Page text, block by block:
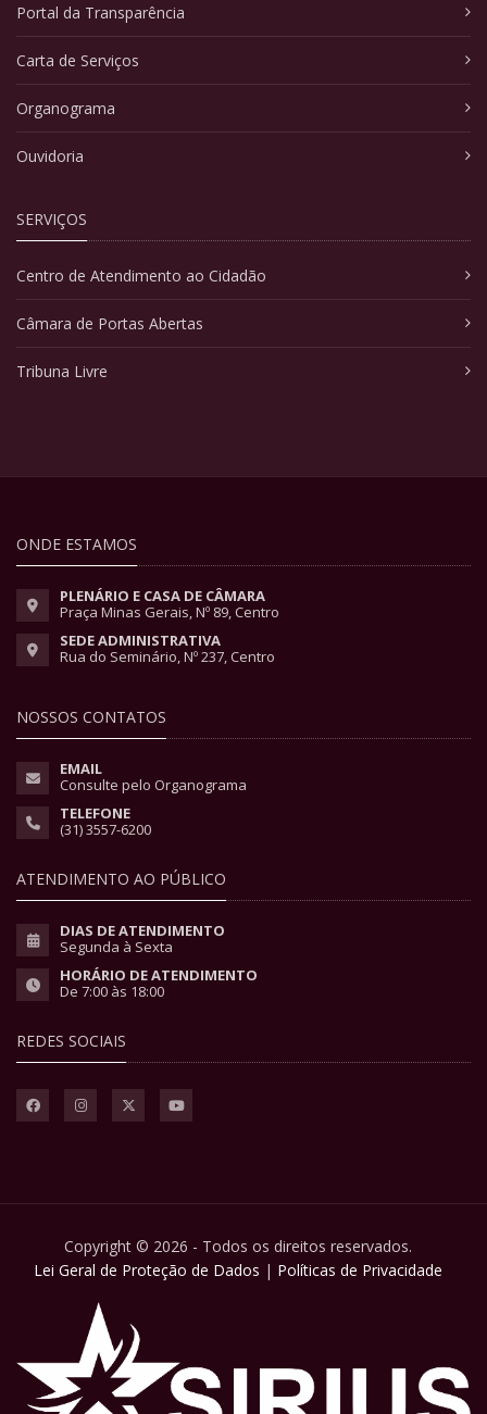
Portal da Transparência
Carta de Serviços
Organograma
Ouvidoria
SERVIÇOS
Centro de Atendimento ao Cidadão
Câmara de Portas Abertas
Tribuna Livre
ONDE ESTAMOS
PLENÁRIO E CASA DE CÂMARA
Praça Minas Gerais, Nº 89, Centro
SEDE ADMINISTRATIVA
Rua do Seminário, Nº 237, Centro
NOSSOS CONTATOS
EMAIL
Consulte pelo Organograma
TELEFONE
(31) 3557-6200
ATENDIMENTO AO PÚBLICO
DIAS DE ATENDIMENTO
Segunda à Sexta
HORÁRIO DE ATENDIMENTO
De 7:00 às 18:00
REDES SOCIAIS
Copyright © 2026 - Todos os direitos reservados.
Lei Geral de Proteção de Dados | Políticas de Privacidade